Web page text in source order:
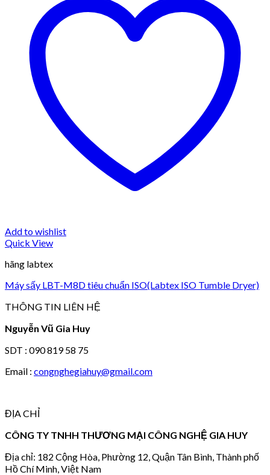
Add to wishlist
Quick View
hãng labtex
Máy sấy LBT-M8D tiêu chuẩn ISO(Labtex ISO Tumble Dryer)
THÔNG TIN LIÊN HỆ
Nguyễn Vũ Gia Huy
SDT : 090 819 58 75
Email : congnghegiahuy@gmail.com
ĐỊA CHỈ
CÔNG TY TNHH THƯƠNG MẠI CÔNG NGHỆ GIA HUY
Địa chỉ: 182 Cộng Hòa, Phường 12, Quận Tân Bình, Thành phố
Hồ Chí Minh, Việt Nam